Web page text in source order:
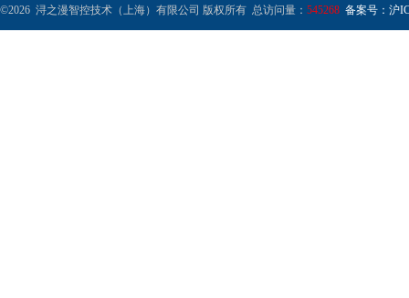
©2026 浔之漫智控技术（上海）有限公司 版权所有 总访问量： 545268 备案号：沪